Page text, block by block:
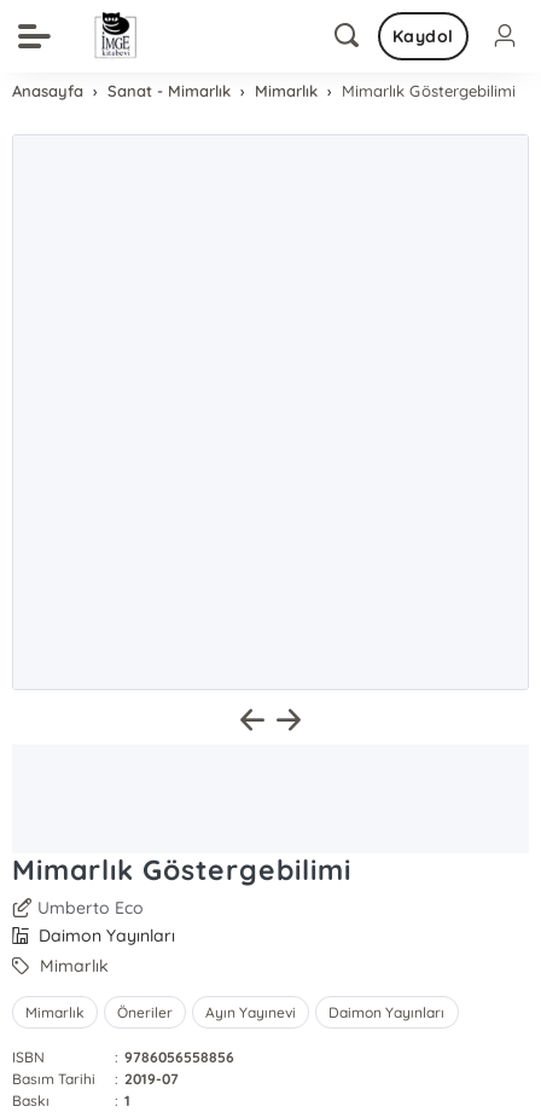
Kaydol
Anasayfa Sanat - Mimarlık Mimarlık Mimarlık Göstergebilimi
Mimarlık Göstergebilimi
Umberto Eco
Daimon Yayınları
Mimarlık
Mimarlık Öneriler Ayın Yayınevi Daimon Yayınları
ISBN : 9786056558856
Basım Tarihi
: 2019-07
Baskı
: 1